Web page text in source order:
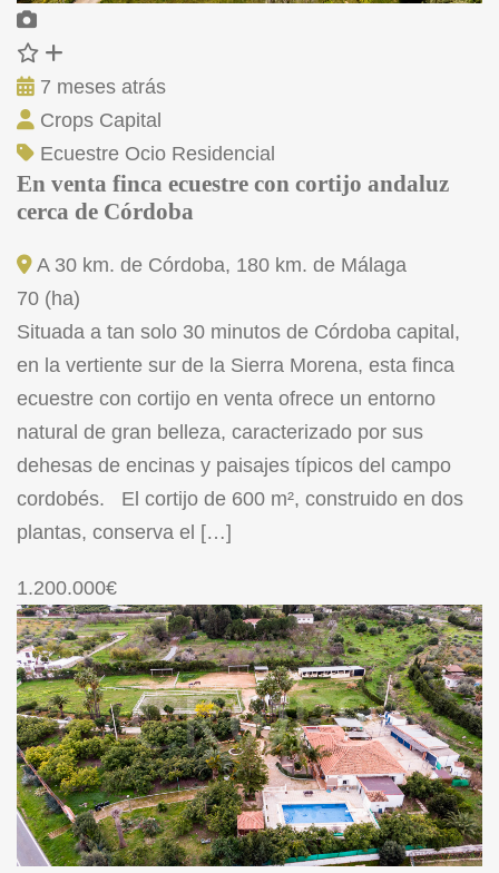
7 meses atrás
Crops Capital
Ecuestre Ocio Residencial
En venta finca ecuestre con cortijo andaluz
cerca de Córdoba
A 30 km. de Córdoba, 180 km. de Málaga
70 (ha)
Situada a tan solo 30 minutos de Córdoba capital,
en la vertiente sur de la Sierra Morena, esta finca
ecuestre con cortijo en venta ofrece un entorno
natural de gran belleza, caracterizado por sus
dehesas de encinas y paisajes típicos del campo
cordobés. El cortijo de 600 m², construido en dos
plantas, conserva el […]
1.200.000€